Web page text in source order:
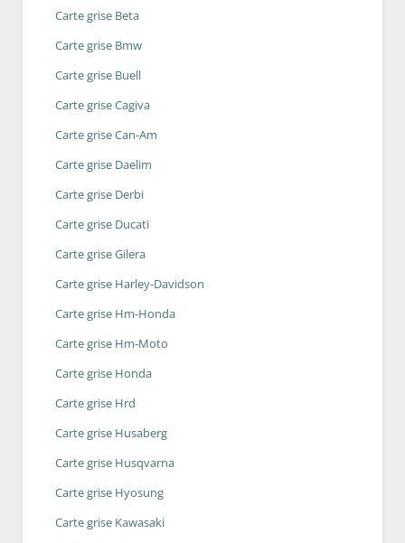
Carte grise Beta
Carte grise Bmw
Carte grise Buell
Carte grise Cagiva
Carte grise Can-Am
Carte grise Daelim
Carte grise Derbi
Carte grise Ducati
Carte grise Gilera
Carte grise Harley-Davidson
Carte grise Hm-Honda
Carte grise Hm-Moto
Carte grise Honda
Carte grise Hrd
Carte grise Husaberg
Carte grise Husqvarna
Carte grise Hyosung
Carte grise Kawasaki